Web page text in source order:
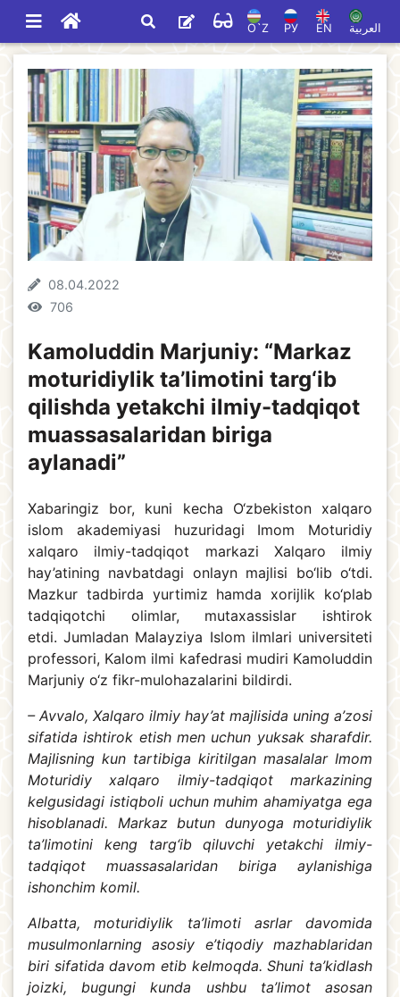
O`Z РУ EN العربية
08.04.2022
706
Kamoluddin Marjuniy: “Markaz
moturidiylik ta’limotini targ‘ib
qilishda yetakchi ilmiy-tadqiqot
muassasalaridan biriga
aylanadi”
Xabaringiz bor, kuni kecha O‘zbekiston xalqaro
islom akademiyasi huzuridagi Imom Moturidiy
xalqaro ilmiy-tadqiqot markazi Xalqaro ilmiy
hay’atining navbatdagi onlayn majlisi bo‘lib o‘tdi.
Mazkur tadbirda yurtimiz hamda xorijlik ko‘plab
tadqiqotchi olimlar, mutaxassislar ishtirok
etdi. Jumladan Malayziya Islom ilmlari universiteti
professori, Kalom ilmi kafedrasi mudiri Kamoluddin
Marjuniy o‘z fikr-mulohazalarini bildirdi.
– Avvalo, Xalqaro ilmiy hay’at majlisida uning a’zosi
sifatida ishtirok etish men uchun yuksak sharafdir.
Majlisning kun tartibiga kiritilgan masalalar Imom
Moturidiy xalqaro ilmiy-tadqiqot markazining
kelgusidagi istiqboli uchun muhim ahamiyatga ega
hisoblanadi. Markaz butun dunyoga moturidiylik
ta’limotini keng targ‘ib qiluvchi yetakchi ilmiy-
tadqiqot muassasalaridan biriga aylanishiga
ishonchim komil.
Albatta, moturidiylik ta’limoti asrlar davomida
musulmonlarning asosiy e’tiqodiy mazhablaridan
biri sifatida davom etib kelmoqda. Shuni ta’kidlash
joizki, bugungi kunda ushbu ta’limot asosan